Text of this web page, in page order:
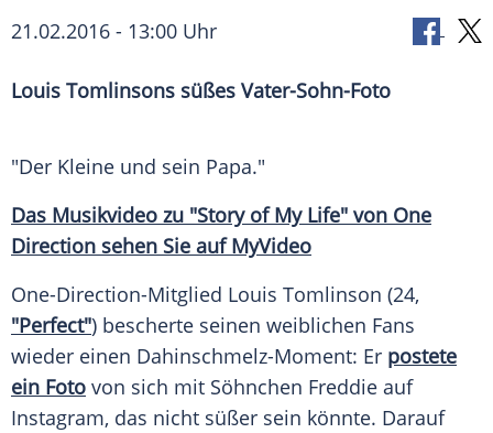
21.02.2016 - 13:00 Uhr
Louis Tomlinsons süßes Vater-Sohn-Foto
"Der Kleine und sein Papa."
Das Musikvideo zu "Story of My Life" von One
Direction sehen Sie auf MyVideo
One-Direction-Mitglied Louis Tomlinson (24,
"Perfect") bescherte seinen weiblichen Fans
wieder einen Dahinschmelz-Moment: Er postete
ein Foto von sich mit Söhnchen Freddie auf
Instagram, das nicht süßer sein könnte. Darauf